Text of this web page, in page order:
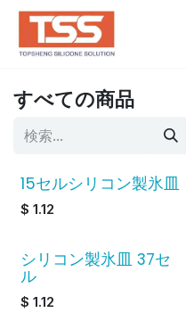
コンテンツへスキップ
すべての商品
15セルシリコン製氷皿
$ 1.12
シリコン製氷皿 37セ
ル
$ 1.12